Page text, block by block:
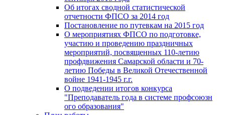
Об итогах сводной статистической
отчетности ФПСО за 2014 год
Постановление по путевкам на 2015 год
О мероприятиях ФПСО по подготовке,
участию и проведению праздничных
мероприятий, посвященных 110-летию
профдвижения Самарской области и 70-
летию Победы в Великой Отечественной
войне 1941-1945 г.г.
О подведении итогов конкурса
"Преподаватель года в системе профсоюзн
ого образования"